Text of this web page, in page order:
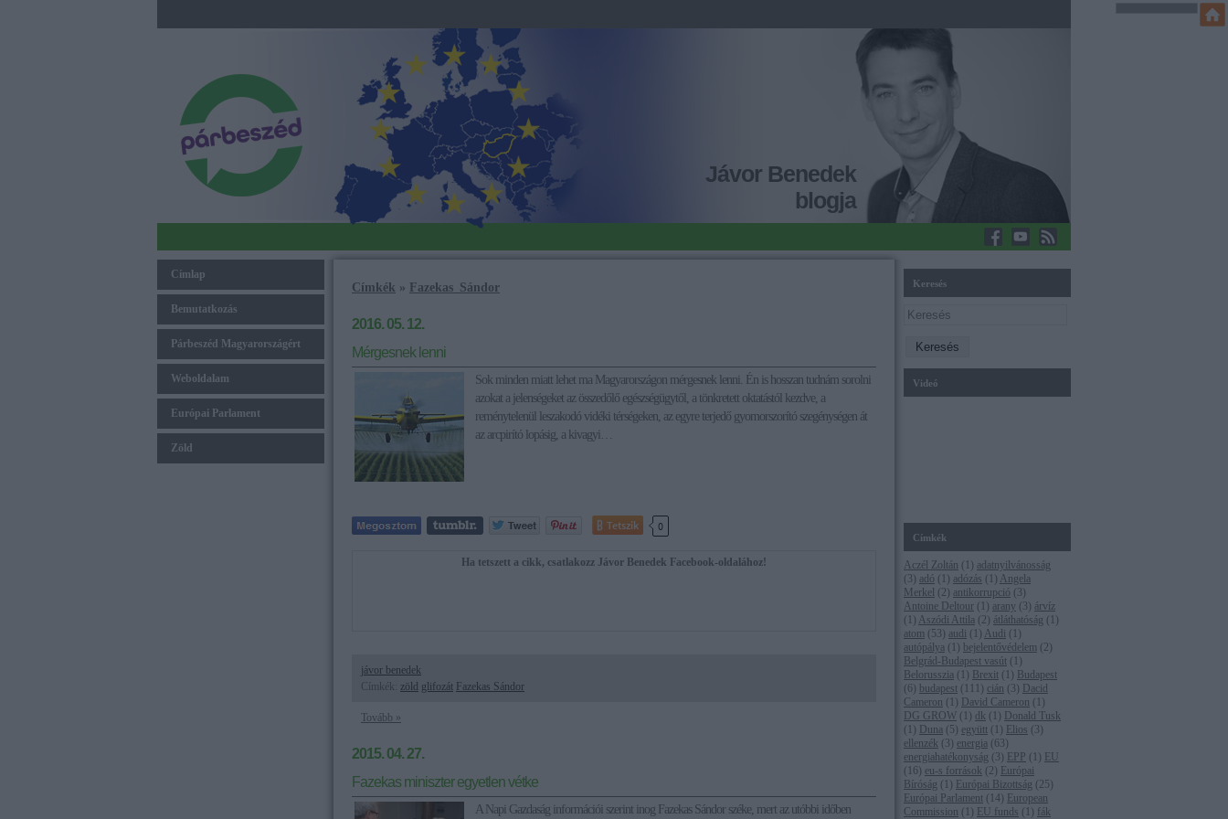
Jávor Benedek
blogja
Címlap
Bemutatkozás
Párbeszéd Magyarországért
Weboldalam
Európai Parlament
Zöld
Címkék » Fazekas_Sándor
2016. 05. 12.
Mérgesnek lenni
Sok minden miatt lehet ma Magyarországon mérgesnek lenni. Én is hosszan tudnám sorolni
azokat a jelenségeket az összedőlő egészségügytől, a tönkretett oktatástól kezdve, a
reménytelenül leszakodó vidéki térségeken, az egyre terjedő gyomorszorító szegénységen át
az arcpirító lopásig, a kivagyi…
Tetszik 0
Ha tetszett a cikk, csatlakozz Jávor Benedek Facebook-oldalához!
jávor benedek
Címkék: zöld glifozát Fazekas Sándor
Tovább »
2015. 04. 27.
Fazekas miniszter egyetlen vétke
A Napi Gazdaság információi szerint inog Fazekas Sándor széke, mert az utóbbi időben
Keresés
Videó
Címkék
Aczél Zoltán ( ) adatnyilvánosság
( 3 ) adó ( ) adózás ( ) Angela
Merkel ( 2 ) antikorrupció ( 3 )
Antoine Deltour ( ) arany ( 3 ) árvíz
(
) Aszódi Attila ( 2 ) átláthatóság (
)
atom ( 53 ) audi ( ) Audi (
)
autópálya ( ) bejelentővédelem ( 2 )
Belgrád-Budapest vasút (
)
Belorusszia ( ) Brexit ( )
Budapest
( 6 ) budapest ( ) cián ( 3 ) Dacid
Cameron ( ) David Cameron (
)
DG GROW ( ) dk ( ) Donald Tusk
(
) Duna ( 5 ) együtt ( ) Elios ( 3 )
ellenzék ( 3 ) energia ( 63 )
energiahatékonyság ( 3 ) EPP ( ) EU
(
16 ) eu-s források ( 2 ) Európai
Bíróság ( ) Európai Bizottság ( 25 )
Európai Parlament ( 14) European
Commission ( ) EU funds ( ) fák